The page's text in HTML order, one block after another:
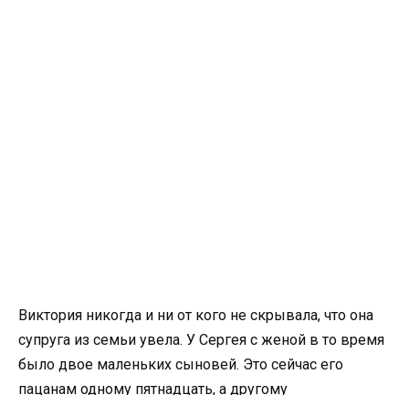
Виктория никогда и ни от кого не скрывала, что она
супруга из семьи увела. У Сергея с женой в то время
было двое маленьких сыновей. Это сейчас его
пацанам одному пятнадцать, а другому